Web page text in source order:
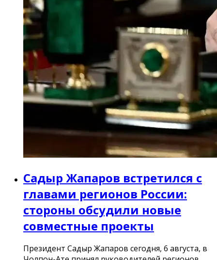
Садыр Жапаров встретился с
главами регионов России:
стороны обсудили новые
совместные проекты
Президент Садыр Жапаров сегодня, 6 августа, в